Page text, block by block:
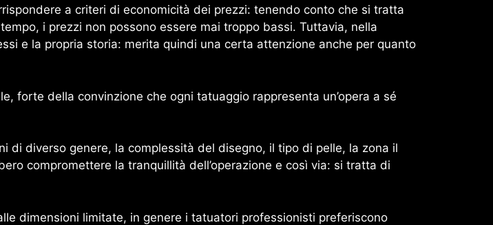
a criteri di economicità dei prezzi: tenendo conto che si tratta
i prezzi non possono essere mai troppo bassi. Tuttavia, nella
e la propria storia: merita quindi una certa attenzione anche per quanto
forte della convinzione che ogni tatuaggio rappresenta un’opera a sé
di diverso genere, la complessità del disegno, il tipo di pelle, la zona il
compromettere la tranquillità dell’operazione e così via: si tratta di
dimensioni limitate, in genere i tatuatori professionisti preferiscono